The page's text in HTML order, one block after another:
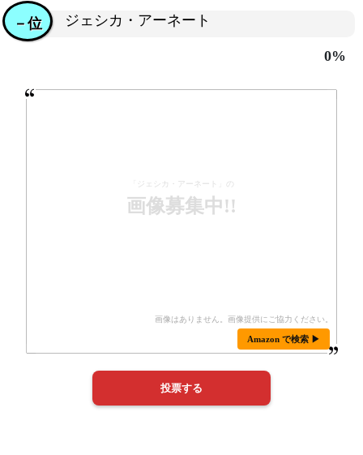
ジェシカ・アーネート
－位
0%
「ジェシカ・アーネート」の
画像募集中!!
Amazon で検索 ▶